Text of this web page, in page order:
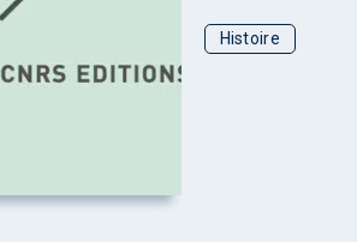
Histoire